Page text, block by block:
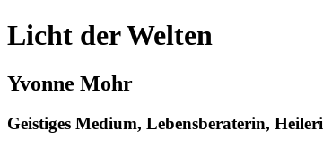
Licht der Welten
Yvonne Mohr
Geistiges Medium, Lebensberaterin,